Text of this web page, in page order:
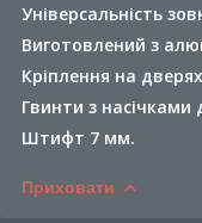
Універсальність
Виготовлений з
Кріплення на
Гвинти з насічками
Штифт 7 мм.
Приховати